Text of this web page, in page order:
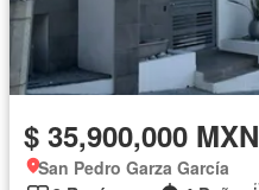
$ 35,900,000 MXN
San Pedro Garza García